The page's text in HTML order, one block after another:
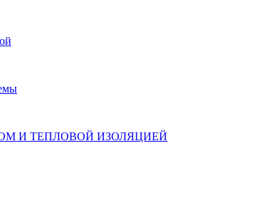
И ТЕПЛОВОЙ ИЗОЛЯЦИЕЙ